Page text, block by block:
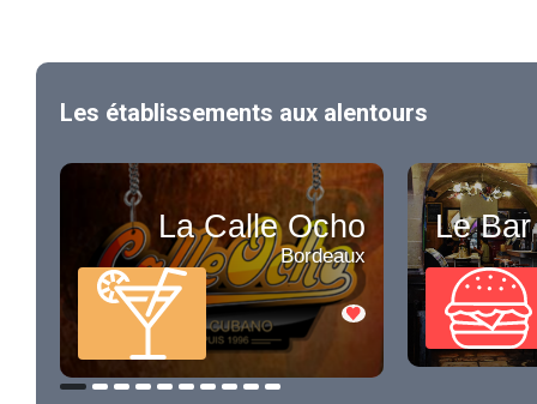
Les établissements aux alentours
La Calle Ocho
Bordeaux
Le